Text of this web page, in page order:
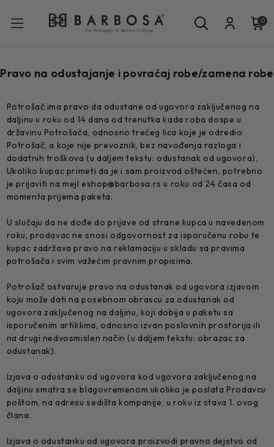
0
Pravo na odustajanje i povraćaj robe/zamena robe
Potrošač ima pravo da odustane od ugovora zaključenog na
daljinu u roku od 14 dana od trenutka kada roba dospe u
državinu Potrošača, odnosno trećeg lica koje je odredio
Potrošač, a koje nije prevoznik, bez navođenja razloga i
dodatnih troškova (u daljem tekstu: odustanak od ugovora).
Ukoliko kupac primeti da je i sam proizvod oštećen, potrebno
je prijaviti na mejl eshop@barbosa.rs u roku od 24 časa od
momenta prijema paketa.
U slučaju da ne dođe do prijave od strane kupca u navedenom
roku, prodavac ne snosi odgovornost za isporučenu robu te
kupac zadržava pravo na reklamaciju u skladu sa pravima
potrošača i svim važećim pravnim propisima.
Potrošač ostvaruje pravo na odustanak od ugovora izjavom
koju može dati na posebnom obrascu za odustanak od
ugovora zaključenog na daljinu, koji dobija u paketu sa
isporučenim artiklima, odnosno izvan poslovnih prostorija ili
na drugi nedvosmislen način (u daljem tekstu: obrazac za
odustanak).
Izjava o odustanku od ugovora kod ugovora zaključenog na
daljinu smatra se blagovremenom ukoliko je poslata Prodavcu
poštom, na adresu sedišta kompanije, u roku iz stava 1. ovog
člana.
Izjava o odustanku od ugovora proizvodi pravno dejstvo od